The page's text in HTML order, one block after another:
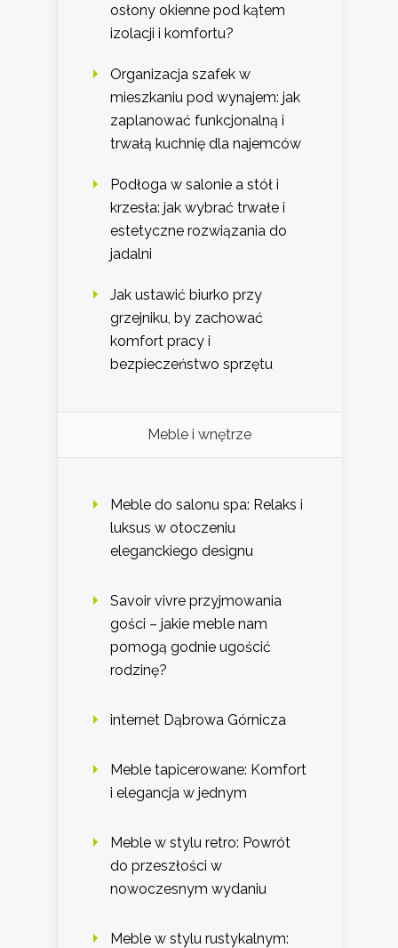
osłony okienne pod kątem
izolacji i komfortu?
Organizacja szafek w
mieszkaniu pod wynajem: jak
zaplanować funkcjonalną i
trwałą kuchnię dla najemców
Podłoga w salonie a stół i
krzesła: jak wybrać trwałe i
estetyczne rozwiązania do
jadalni
Jak ustawić biurko przy
grzejniku, by zachować
komfort pracy i
bezpieczeństwo sprzętu
Meble i wnętrze
Meble do salonu spa: Relaks i
luksus w otoczeniu
eleganckiego designu
Savoir vivre przyjmowania
gości – jakie meble nam
pomogą godnie ugościć
rodzinę?
internet Dąbrowa Górnicza
Meble tapicerowane: Komfort
i elegancja w jednym
Meble w stylu retro: Powrót
do przeszłości w
nowoczesnym wydaniu
Meble w stylu rustykalnym: